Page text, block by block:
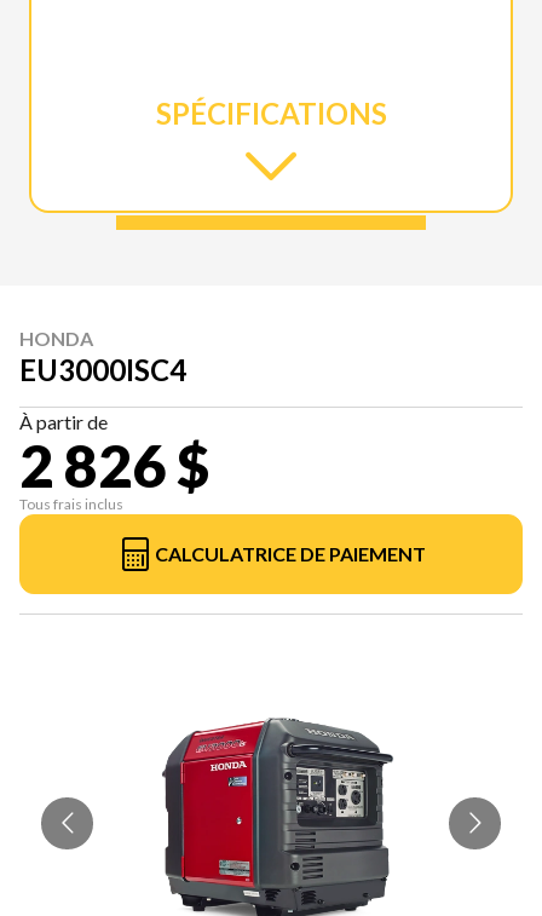
SPÉCIFICATIONS
HONDA
EU3000ISC4
À partir de
2 826 $
Tous frais inclus
CALCULATRICE DE PAIEMENT